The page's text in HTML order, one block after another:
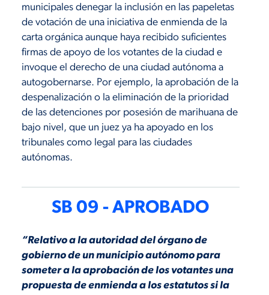
municipales denegar la inclusión en las papeletas
de votación de una iniciativa de enmienda de la
carta orgánica aunque haya recibido suficientes
firmas de apoyo de los votantes de la ciudad e
invoque el derecho de una ciudad autónoma a
autogobernarse. Por ejemplo, la aprobación de la
despenalización o la eliminación de la prioridad
de las detenciones por posesión de marihuana de
bajo nivel, que un juez ya ha apoyado en los
tribunales como legal para las ciudades
autónomas.
SB 09 - APROBADO
“Relativo a la autoridad del órgano de
gobierno de un municipio autónomo para
someter a la aprobación de los votantes una
propuesta de enmienda a los estatutos si la